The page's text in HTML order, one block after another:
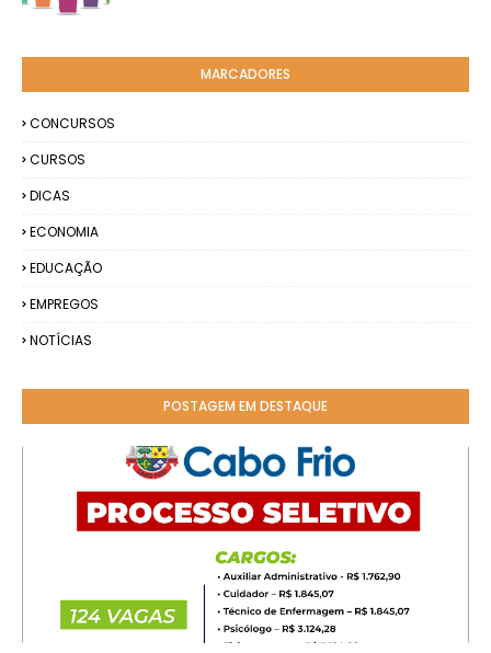
MARCADORES
CONCURSOS
CURSOS
DICAS
ECONOMIA
EDUCAÇÃO
EMPREGOS
NOTÍCIAS
POSTAGEM EM DESTAQUE